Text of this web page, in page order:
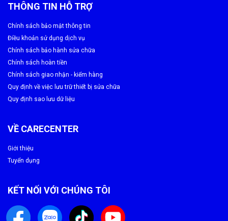
THÔNG TIN HỖ TRỢ
Chính sách bảo mật thông tin
Điều khoản sử dụng dịch vụ
Chính sách bảo hành sửa chữa
Chính sách hoàn tiền
Chính sách giao nhận - kiểm hàng
Quy định về việc lưu trữ thiết bị sửa chữa
Quy định sao lưu dữ liệu
VỀ CARECENTER
Giới thiệu
Tuyển dụng
KẾT NỐI VỚI CHÚNG TÔI